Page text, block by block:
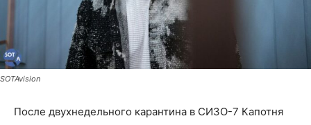
SOTAvision
После двухнедельного карантина в СИЗО-7 Капотня